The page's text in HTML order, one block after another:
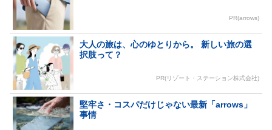
PR(arrows)
大人の旅は、心のゆとりから。 新しい旅の選
択肢って？
PR(リゾート・ステーション株式会社)
堅牢さ・コスパだけじゃない最新「arrows」
事情